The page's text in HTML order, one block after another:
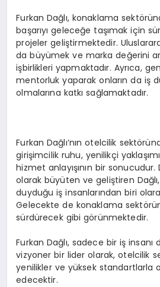
Furkan Dağlı, konaklama
başarıyı geleceğe taşımak için
projeler geliştirmektedir.
da büyümek ve marka değerini
işbirlikleri yapmaktadır. Ayrıca,
mentorluk yaparak onların da iş
olmalarına katkı sağlamaktadır.
Furkan Dağlı’nın otelcilik
girişimcilik ruhu, yenilikçi
hizmet anlayışının bir sonucudur.
olarak büyüten ve geliştiren
duyduğu iş insanlarından biri
Gelecekte de konaklama
sürdürecek gibi görünmektedir.
Furkan Dağlı, sadece bir iş insanı
vizyoner bir lider olarak, otelcilik
yenilikler ve yüksek standartlarla
edecektir.